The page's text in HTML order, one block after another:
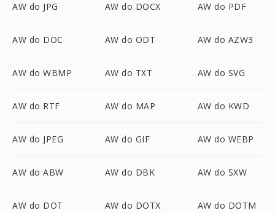
AW do JPG AW do DOCX AW do PDF
AW do DOC AW do ODT AW do AZW3
AW do WBMP AW do TXT AW do SVG
AW do RTF AW do MAP AW do KWD
AW do JPEG AW do GIF AW do WEBP
AW do ABW AW do DBK AW do SXW
AW do DOT AW do DOTX AW do DOTM